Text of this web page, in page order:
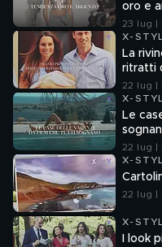
oro e
23 lug |
X-
La
ritratti
22 lug |
X-
Le
22 lug |
X-
22 lug |
X-
I look